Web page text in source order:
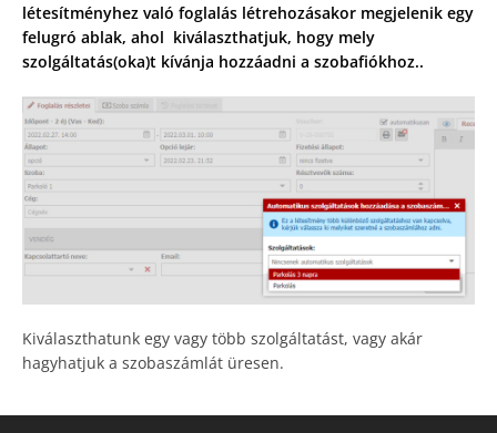
létesítményhez való foglalás létrehozásakor megjelenik egy
felugró ablak, ahol kiválaszthatjuk, hogy mely
szolgáltatás(oka)t kívánja hozzáadni a szobafiókhoz..
Kiválaszthatunk egy vagy több szolgáltatást, vagy akár
hagyhatjuk a szobaszámlát üresen.